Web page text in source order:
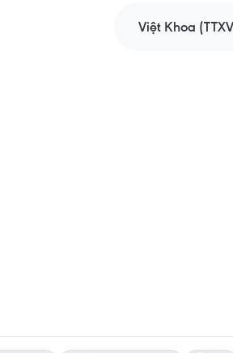
Việt Khoa